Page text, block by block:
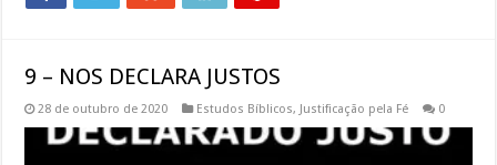
9 – NOS DECLARA JUSTOS
28 de outubro de 2020 Estudos Bíblicos, Justificação pela Fé 0